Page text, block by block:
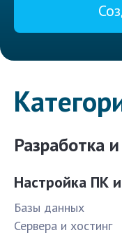
Разработка
Настройка ПК
Базы данных
Сервера и хостинг